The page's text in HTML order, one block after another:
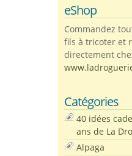
eShop
Commandez
fils à tricoter et
directement
Catégories
40 idées
ans de La
Alpaga